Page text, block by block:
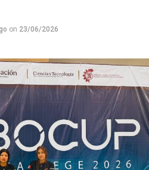
en EU
on 23/06/2026